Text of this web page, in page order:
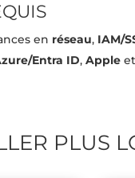
en réseau, IAM/
Entra ID,Apple
PLUS